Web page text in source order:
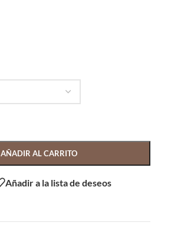
AÑADIR AL CARRITO
Añadir a la lista de deseos